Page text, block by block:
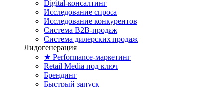
Digital-консалтинг
Исследование спроса
Исследование конкурентов
Система B2B-продаж
Система дилерских продаж
Лидогенерация
★ Performance-маркетинг
Retail Media под ключ
Брендинг
Быстрый запуск